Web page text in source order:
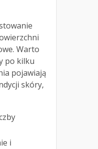
Warto
po kilku
pojawiają
skóry,
i